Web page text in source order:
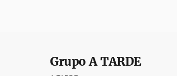
GrupoA TARDE